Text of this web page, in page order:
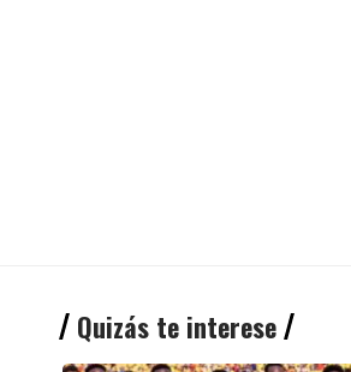
Quizás te interese